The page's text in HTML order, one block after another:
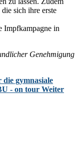
sich ihre erste
Impfkampagne in
Genehmigung
gymnasiale
- on tour Weiter